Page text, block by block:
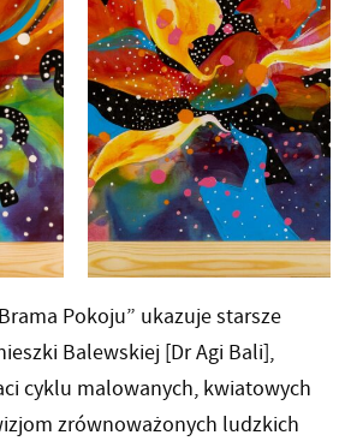
Pokoju” ukazuje starsze
Balewskiej [Dr Agi Bali],
cyklu malowanych, kwiatowych
zrównoważonych ludzkich